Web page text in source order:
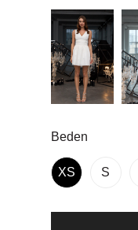
Beden
XS S